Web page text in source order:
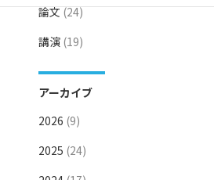
論文(24)
講演 (19)
アーカイブ
2026 (9)
2025 (24)